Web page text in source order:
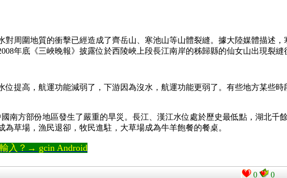
對周圍地質的衝擊已經造成了齊岳山、寒池山等山體裂縫。據大陸媒體描述
年底《三峽晚報》披露位於西陵峽上段長江南岸的秭歸縣的仙女山出現裂縫
提高，航運功能減弱了，下游因為沒水，航運功能更弱了。有些地方某些
南方部份地區發生了嚴重的旱災。長江、漢江水位處於歷史最低點，湖北千
草場，漁民退卻，牧民進駐，大草場成為牛羊飽餐的餐桌。
入？→ gcin Android
0 0